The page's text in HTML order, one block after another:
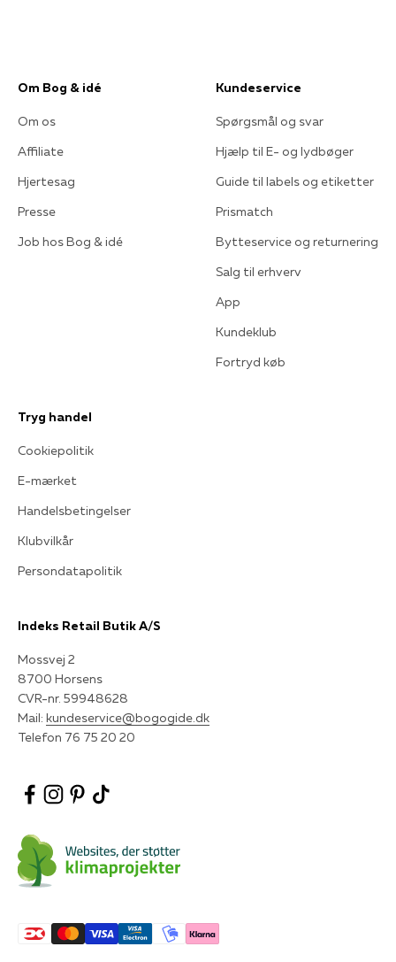
Om Bog & idé
Om os
Affiliate
Hjertesag
Presse
Job hos Bog & idé
Kundeservice
Spørgsmål og svar
Hjælp til E- og lydbøger
Guide til labels og etiketter
Prismatch
Bytteservice og returnering
Salg til erhverv
App
Kundeklub
Fortryd køb
Tryg handel
Cookiepolitik
E-mærket
Handelsbetingelser
Klubvilkår
Persondatapolitik
Indeks Retail Butik A/S
Mossvej 2
8700 Horsens
CVR-nr. 59948628
Mail: kundeservice@bogogide.dk
Telefon 76 75 20 20